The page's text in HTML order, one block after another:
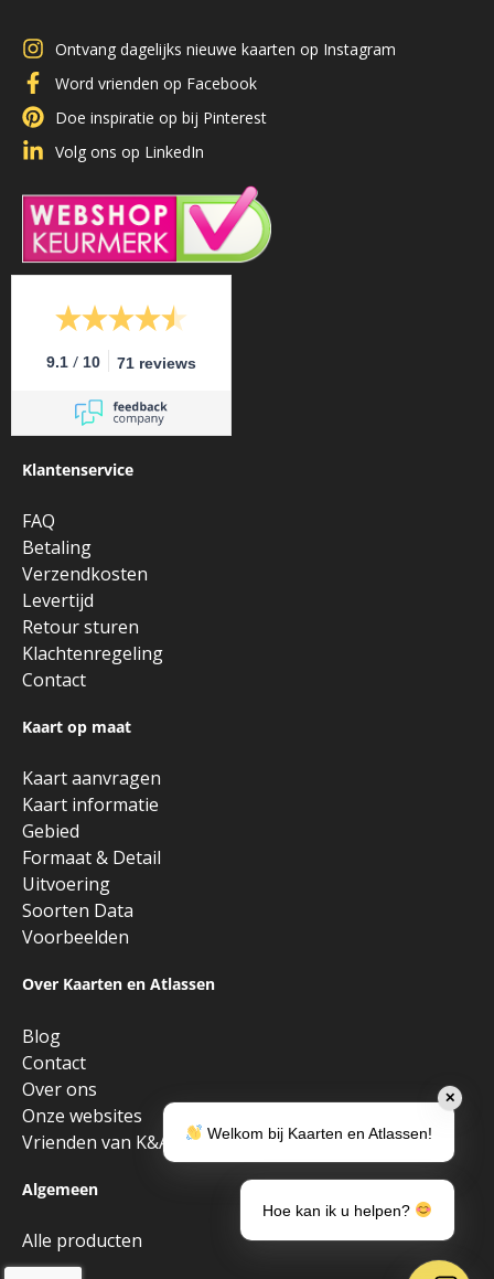
Ontvang dagelijks nieuwe kaarten op Instagram
Word vrienden op Facebook
Doe inspiratie op bij Pinterest
Volg ons op LinkedIn
9.1 / 10 71 reviews
Klantenservice
FAQ
Betaling
Verzendkosten
Levertijd
Retour sturen
Klachtenregeling
Contact
Kaart op maat
Kaart aanvragen
Kaart informatie
Gebied
Formaat & Detail
Uitvoering
Soorten Data
Voorbeelden
Over Kaarten en Atlassen
Blog
Contact
Over ons
Onze websites
Vrienden van K&A
Algemeen
Alle producten
✕
Welkom bij Kaarten en Atlassen!
Hoe kan ik u helpen?